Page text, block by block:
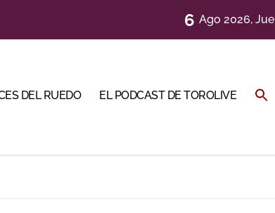
la plaza de toros de Cambil
le escapó en junio
6 Ago 2026, Jue
DEL RUEDO EL PODCAST DE TOROLIVE